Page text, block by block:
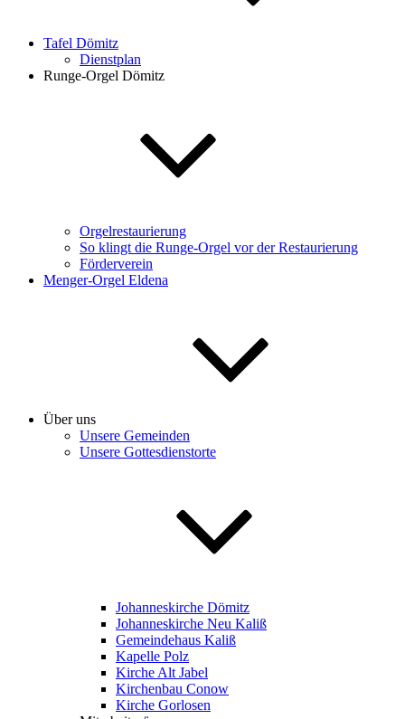
Tafel Dömitz
Dienstplan
Runge-Orgel Dömitz
Orgelrestaurierung
So klingt die Runge-Orgel vor der Restaurierung
Förderverein
Menger-Orgel Eldena
Über uns
Unsere Gemeinden
Unsere Gottesdienstorte
Johanneskirche Dömitz
Johanneskirche Neu Kaliß
Gemeindehaus Kaliß
Kapelle Polz
Kirche Alt Jabel
Kirchenbau Conow
Kirche Gorlosen